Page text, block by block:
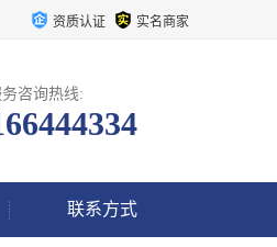
资质认证 实名商家
咨询热线:
联系方式